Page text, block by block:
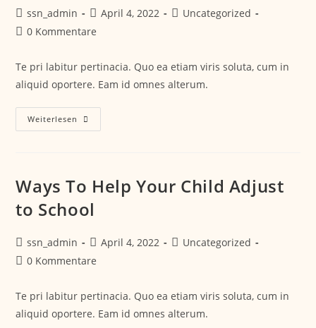
ssn_admin April 4, 2022
Uncategorized
0 Kommentare
Te pri labitur pertinacia. Quo ea etiam viris soluta, cum in
aliquid oportere. Eam id omnes alterum.
Weiterlesen
Ways To Help Your Child Adjust
to School
ssn_admin April 4, 2022
Uncategorized
0 Kommentare
Te pri labitur pertinacia. Quo ea etiam viris soluta, cum in
aliquid oportere. Eam id omnes alterum.